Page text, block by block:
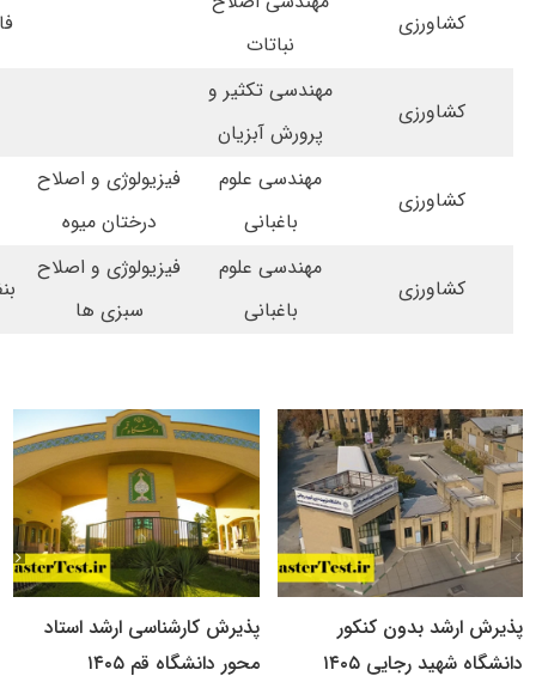
کشاورزی
نباتات
کشاورزی
مهندسی تکثیر و
پرورش آبزیان
کشاورزی
مهندسی علوم
باغبانی
فیزیولوژی و اصلاح
درختان میوه
کشاورزی
مهندسی علوم
باغبانی
فیزیولوژی و اصلاح
سبزی ها
پذیرش ارشد بدون کنکور
دانشگاه شهید رجایی ۱۴۰۵
پذیرش کارشناسی ارشد استاد
محور دانشگاه قم ۱۴۰۵